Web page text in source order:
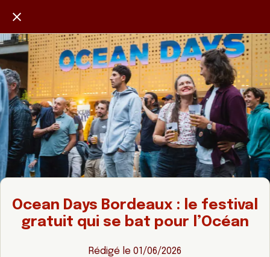
Ocean Days Bordeaux : le festival
gratuit qui se bat pour l’Océan
Rédigé le 01/06/2026